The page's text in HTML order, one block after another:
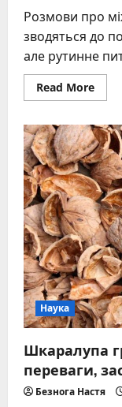
Розмови про
зводяться до
але рутинне
Read MoreRead
more
пір
року
на
як
це
Наука
Шкаралупа
переваги,
Безнога Настя